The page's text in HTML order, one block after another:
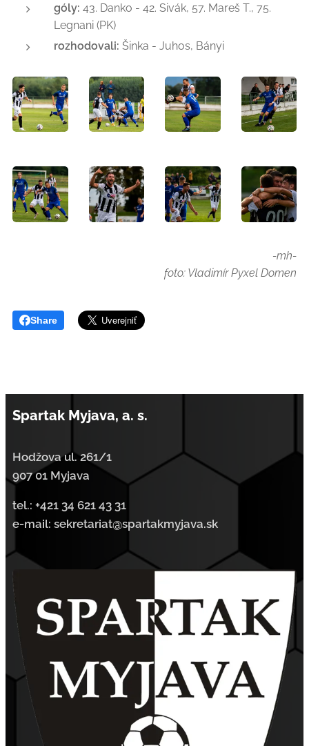
góly: 43. Danko - 42. Sivák, 57. Mareš T., 75.
Legnani (PK)
rozhodovali: Šinka - Juhos, Bányi
-mh-
foto: Vladimír Pyxel Domen
Share
Spartak Myjava, a. s.
Hodžova ul. 261/1
907 01 Myjava
tel.: +421 34 621 43 31
e-mail: sekretariat@spartakmyjava.sk